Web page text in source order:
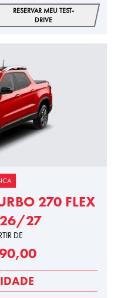
RESERVAR MEU TEST-
DRIVE
270 FLEX
26/27
DE